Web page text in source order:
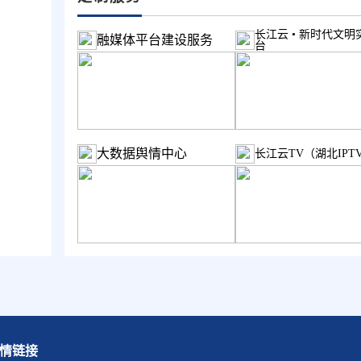
融媒体平台建设服务
长江云 • 新时代文明
台
大数据舆情中心 长江云TV（湖北
链接